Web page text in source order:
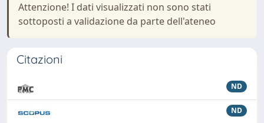
Attenzione! I dati visualizzati non sono stati
sottoposti a validazione da parte dell'ateneo
Citazioni
ND
ND